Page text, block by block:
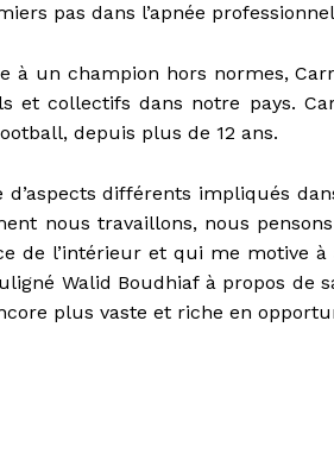
pas dans l’apnée
à un champion hors normes,
et collectifs dans notre pays.
depuis plus de 12 ans.
différents impliqués
nous travaillons, nous
de l’intérieur et qui me motive
Walid Boudhiaf à propos de
plus vaste et riche en